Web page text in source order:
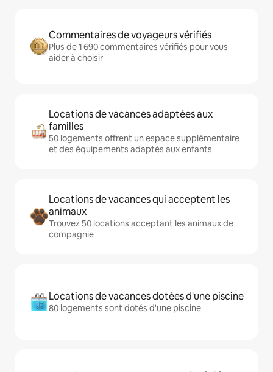
Commentaires de voyageurs vérifiés
Plus de 1 690 commentaires vérifiés pour vous
aider à choisir
Locations de vacances adaptées aux
familles
50 logements offrent un espace supplémentaire
et des équipements adaptés aux enfants
Locations de vacances qui acceptent les
animaux
Trouvez 50 locations acceptant les animaux de
compagnie
Locations de vacances dotées d'une piscine
80 logements sont dotés d'une piscine